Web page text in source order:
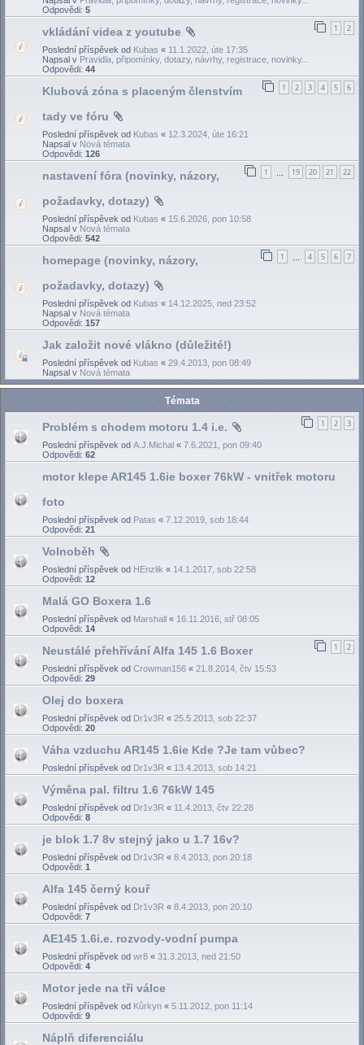
Odpovědi: 5
1 2
vkládání videa z youtube
Poslední příspěvek od Kubas « 11.1.2022, úte 17:35
Napsal v Pravidla, připomínky, dotazy, návrhy, registrace, novinky...
Odpovědi: 44
1 2 3 4 5 6
Klubová zóna s placeným členstvím
tady ve fóru
Poslední příspěvek od Kubas « 12.3.2024, úte 16:21
Napsal v Nová témata
Odpovědi: 126
1 19 20 21 22
nastavení fóra (novinky, názory,
požadavky, dotazy)
Poslední příspěvek od Kubas « 15.6.2026, pon 10:58
Napsal v Nová témata
Odpovědi: 542
1 4 5 6 7
homepage (novinky, názory,
požadavky, dotazy)
Poslední příspěvek od Kubas « 14.12.2025, ned 23:52
Napsal v Nová témata
Odpovědi: 157
Jak založit nové vlákno (důležité!)
Poslední příspěvek od Kubas « 29.4.2013, pon 08:49
Napsal v Nová témata
Témata
1 2 3
Problém s chodem motoru 1.4 i.e.
Poslední příspěvek od A.J.Michal « 7.6.2021, pon 09:40
Odpovědi: 62
motor klepe AR145 1.6ie boxer 76kW - vnitřek motoru
foto
Poslední příspěvek od Patas « 7.12.2019, sob 18:44
Odpovědi: 21
Volnoběh
Poslední příspěvek od HEnzlik « 14.1.2017, sob 22:58
Odpovědi: 12
Malá GO Boxera 1.6
Poslední příspěvek od Marshall « 16.11.2016, stř 08:05
Odpovědi: 14
1 2
Neustálé přehřívání Alfa 145 1.6 Boxer
Poslední příspěvek od Crowman156 « 21.8.2014, čtv 15:53
Odpovědi: 29
Olej do boxera
Poslední příspěvek od Dr1v3R « 25.5.2013, sob 22:37
Odpovědi: 20
Váha vzduchu AR145 1.6ie Kde ?Je tam vůbec?
Poslední příspěvek od Dr1v3R « 13.4.2013, sob 14:21
Výměna pal. filtru 1.6 76kW 145
Poslední příspěvek od Dr1v3R « 11.4.2013, čtv 22:28
Odpovědi: 8
je blok 1.7 8v stejný jako u 1.7 16v?
Poslední příspěvek od Dr1v3R « 8.4.2013, pon 20:18
Odpovědi: 1
Alfa 145 černý kouř
Poslední příspěvek od Dr1v3R « 8.4.2013, pon 20:10
Odpovědi: 7
AE145 1.6i.e. rozvody-vodní pumpa
Poslední příspěvek od wr8 « 31.3.2013, ned 21:50
Odpovědi: 4
Motor jede na tři válce
Poslední příspěvek od Kůrkyn « 5.11.2012, pon 11:14
Odpovědi: 9
Náplň diferenciálu